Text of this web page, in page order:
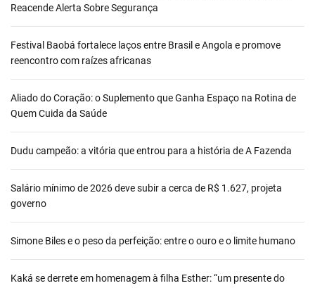
Reacende Alerta Sobre Segurança
Festival Baobá fortalece laços entre Brasil e Angola e promove
reencontro com raízes africanas
Aliado do Coração: o Suplemento que Ganha Espaço na Rotina de
Quem Cuida da Saúde
Dudu campeão: a vitória que entrou para a história de A Fazenda
Salário mínimo de 2026 deve subir a cerca de R$ 1.627, projeta
governo
Simone Biles e o peso da perfeição: entre o ouro e o limite humano
Kaká se derrete em homenagem à filha Esther: “um presente do